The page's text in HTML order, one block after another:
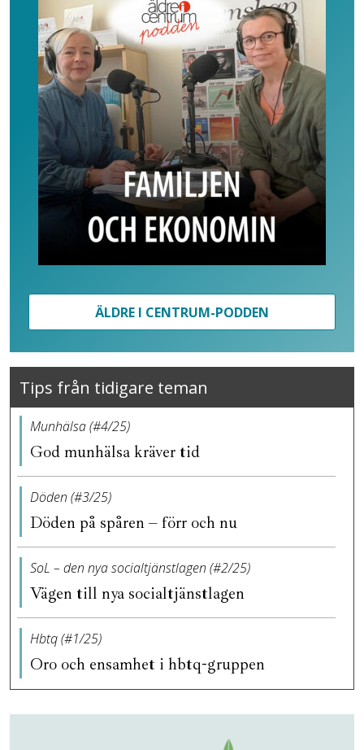
ÄLDRE I CENTRUM-PODDEN
Tips från tidigare teman
Munhälsa (#4/25)
God munhälsa kräver tid
Döden (#3/25)
Döden på spåren – förr och nu
SoL – den nya socialtjänstlagen (#2/25)
Vägen till nya socialtjänstlagen
Hbtq (#1/25)
Oro och ensamhet i hbtq-gruppen